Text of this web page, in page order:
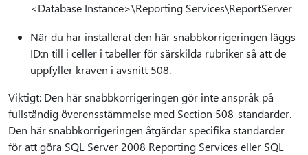
<Database Instance>\Reporting Services\ReportServer
När du har installerat den här snabbkorrigeringen läggs
ID:n till i celler i tabeller för särskilda rubriker så att de
uppfyller kraven i avsnitt 508.
Viktigt: Den här snabbkorrigeringen gör inte anspråk på
fullständig överensstämmelse med Section 508-standarder.
Den här snabbkorrigeringen åtgärdar specifika standarder
för att göra SQL Server 2008 Reporting Services eller SQL